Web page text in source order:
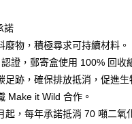
諾
廢物，積極尋求可持續材料。
證，郵寄盒使用 100% 回收
足跡，確保排放抵消，促進生
Make it Wild 合作。
起，每年承諾抵消 70 噸二氧